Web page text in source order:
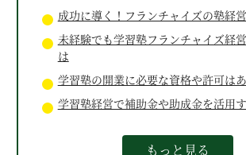
成功に導く！フランチャイズの塾経営
未経験でも学習塾フランチャイズ経
は
学習塾の開業に必要な資格や許可は
学習塾経営で補助金や助成金を活用
もっと見る